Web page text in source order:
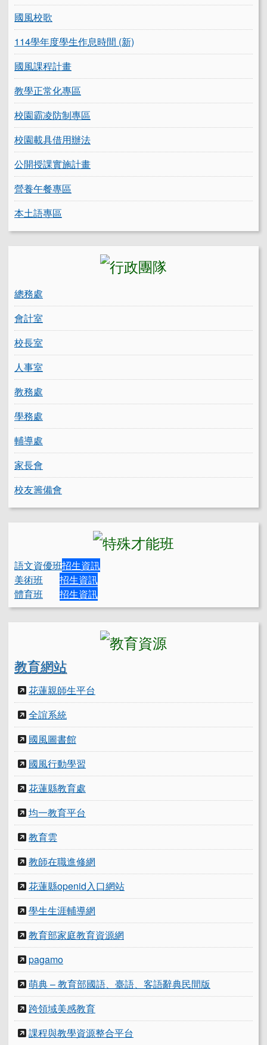
國風校歌
114學年度學生作息時間 (新)
國風課程計畫
教學正常化專區
校園霸凌防制專區
校園載具借用辦法
公開授課實施計畫
營養午餐專區
本土語專區
總務處
會計室
校長室
人事室
教務處
學務處
輔導處
家長會
校友籌備會
語文資優班招生資訊
美術班
招生資訊
體育班
招生資訊
教育網站
花蓮親師生平台
全誼系統
國風圖書館
國風行動學習
花蓮縣教育處
均一教育平台
教育雲
教師在職進修網
花蓮縣openid入口網站
學生生涯輔導網
教育部家庭教育資源網
pagamo
萌典 – 教育部國語、臺語、客語辭典民間版
跨領域美感教育
課程與教學資源整合平台